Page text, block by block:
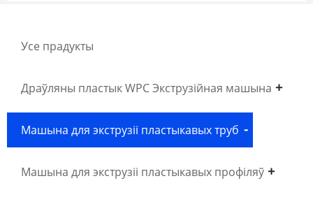
Усе прадукты
Драўляны пластык WPC Экструзійная машына
Машына для экструзіі пластыкавых труб
Машына для экструзіі пластыкавых профіляў